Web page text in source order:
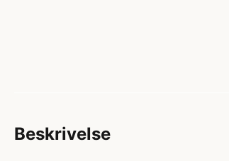
Beskrivelse